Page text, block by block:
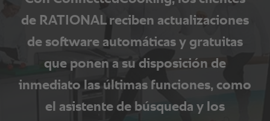
de RATIONAL reciben actualizaciones
de software automáticas y gratuitas
que ponen a su disposición de
inmediato las últimas funciones, como
el asistente de búsqueda y los